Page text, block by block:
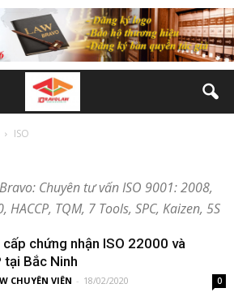
ISO
Chuyên tư vấn ISO 9001: 2008,
TQM, 7 Tools, SPC, Kaizen, 5S
cấp chứng nhận ISO 22000 và
tại Bắc Ninh
CHUYÊN VIÊN - 18/02/2020 0